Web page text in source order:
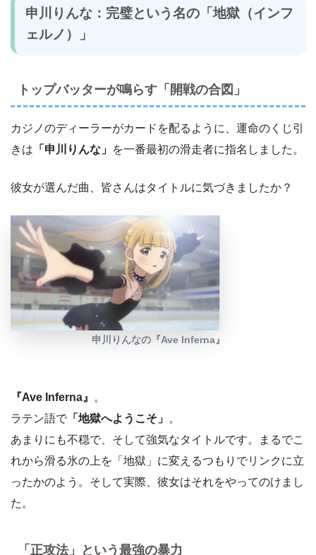
申川りんな：完璧という名の「地獄（インフ
ェルノ）」
トップバッターが鳴らす「開戦の合図」
カジノのディーラーがカードを配るように、運命のくじ引
きは 「申川りんな」 を一番最初の滑走者に指名しました。
彼女が選んだ曲、皆さんはタイトルに気づきましたか？
申川りんなの『Ave Inferna』
『Ave Inferna』
。
ラテン語で 「地獄へようこそ」 。
あまりにも不穏で、そして強気なタイトルです。まるでこ
れから滑る氷の上を「地獄」に変えるつもりでリンクに立
ったかのよう。そして実際、彼女はそれをやってのけまし
た。
「正攻法」という最強の暴力